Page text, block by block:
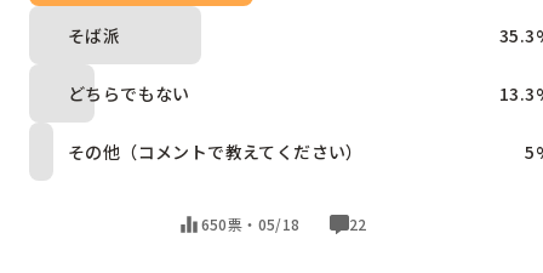
そば派 35.3
どちらでもない 13.3
その他（コメントで教えてください） 5
650票・ 05/18 22